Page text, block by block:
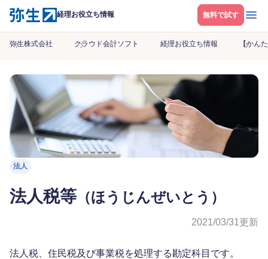
経理お役立ち情報 無料で試す メニ
弥生株式会社 クラウド会計ソフト 経理お役立ち情報 【かん
法人
法人税等 （ほうじんぜいとう）
2021/03/31更新
法人税、住民税及び事業税を処理する勘定科目です。